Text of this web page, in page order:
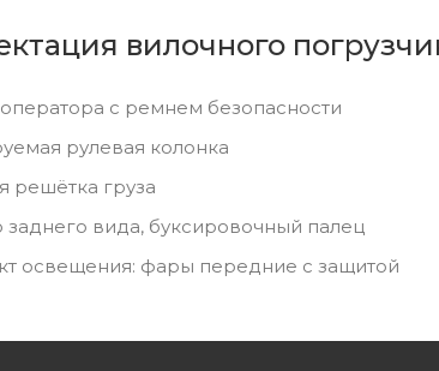
вилочного
с ремнем безопасности
рулевая колонка
решётка груза
заднего вида, буксировочный палец
освещения: фары передние с защитой